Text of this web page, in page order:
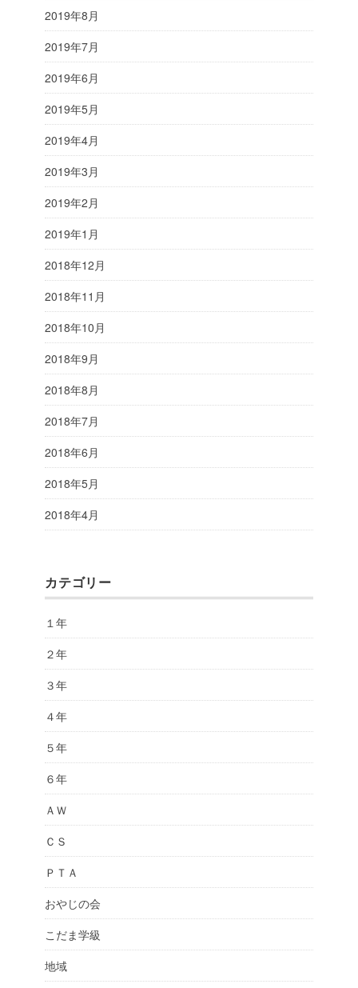
2019年8月
2019年7月
2019年6月
2019年5月
2019年4月
2019年3月
2019年2月
2019年1月
2018年12月
2018年11月
2018年10月
2018年9月
2018年8月
2018年7月
2018年6月
2018年5月
2018年4月
カテゴリー
１年
２年
３年
４年
５年
６年
ＡＷ
ＣＳ
ＰＴＡ
おやじの会
こだま学級
地域